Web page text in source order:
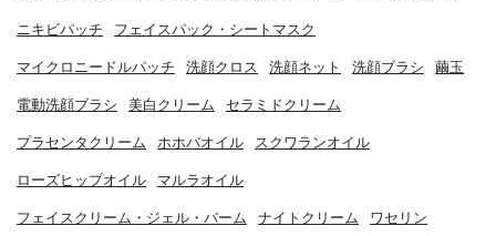
ニキビパッチ フェイスパック・シートマスク
マイクロニードルパッチ 洗顔クロス 洗顔ネット 洗顔ブラシ 繭玉
電動洗顔ブラシ 美白クリーム セラミドクリーム
プラセンタクリーム ホホバオイル スクワランオイル
ローズヒップオイル マルラオイル
フェイスクリーム・ジェル・バーム ナイトクリーム ワセリン